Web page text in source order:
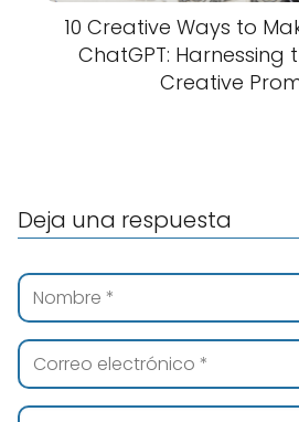
10 Creative Ways to
ChatGPT: Harnessing
Creative
Deja una respuesta